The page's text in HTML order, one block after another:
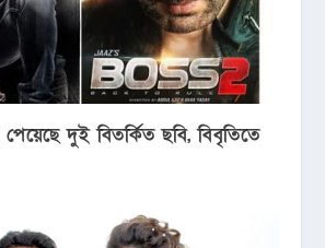
দুই বিতর্কিত ছবি, বিবৃতিতে